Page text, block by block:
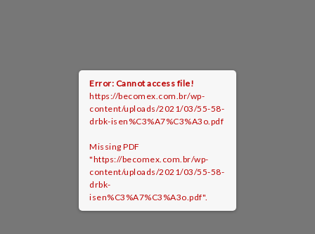
Error: Cannot access file!
https://becomex.com.br/wp-
content/uploads/2021/03/55-58-
drbk-isen%C3%A7%C3%A3o.pdf
Missing PDF
"https://becomex.com.br/wp-
content/uploads/2021/03/55-58-
drbk-
isen%C3%A7%C3%A3o.pdf".